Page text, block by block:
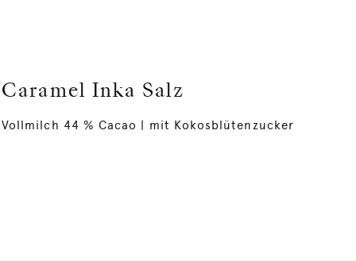
Caramel Inka Salz
Vollmilch 44 % Cacao | mit Kokosblütenzucker